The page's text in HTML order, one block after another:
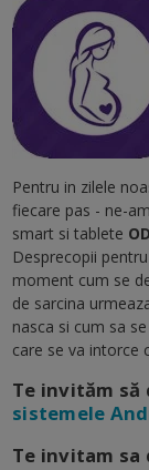
Pentru in zilele
fiecare pas - ne-
smart si tablete
Desprecopii
moment cum se
de sarcina
nasca si cum sa
care se va intorce
Te invităm să
sistemele
Te invitam sa